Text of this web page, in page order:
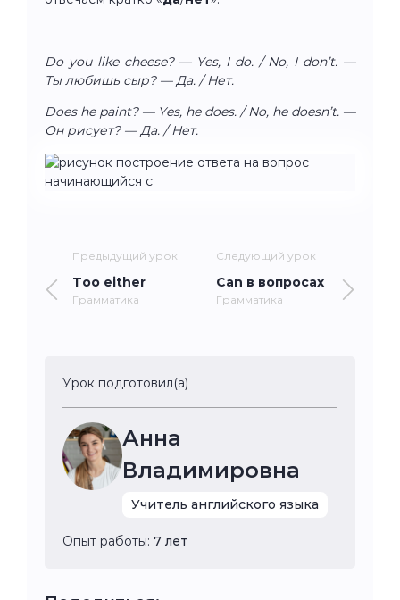
Do you like cheese? — Yes, I do. / No, I don’t. —
Ты любишь сыр? — Да. / Нет.
Does he paint? — Yes, he does. / No, he doesn’t. —
Он рисует? — Да. / Нет.
Предыдущий урок
Too either
Грамматика
Следующий урок
Can в вопросах
Грамматика
Урок подготовил(а)
Анна
Владимировна
Учитель английского языка
Опыт работы: 7 лет